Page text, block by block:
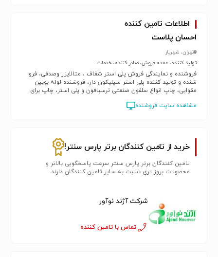
اطلاعات تامین کننده
احسان پلاست
تهران، شهریار
تولید کننده، عمده فروش، صادر کننده، خدمات
فروشنده و نمایندگی فروش پلی استر شفاف ، متالایزر وصدفی، فرو
شنده و تولید کننده پلی استر سیلیکون دار، فروشنده لوله بوبین
مقوایی، چاپ انواع سلفون صنعتی ترسبافون و پلی استر، چاپ برای
توتون، خریدار ضایعات پلی استر، خریدار ضایعات مایلر و الیاف پلی
مشاهده سایت فروشنده
خرید از تامین کنندگان برتر پارس سنتر!
تامین کنندگان برتر پارس سنتر سرعت پاسخگویی بالاتر و
محصولات بروز تری نسبت به سایر تامین کنندگان دارند.
شرکت آژند نوآور
تماس با تامین کننده